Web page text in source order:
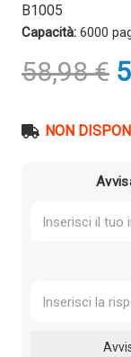
B1005
Capacità: 6000
58,98€ Il
NON